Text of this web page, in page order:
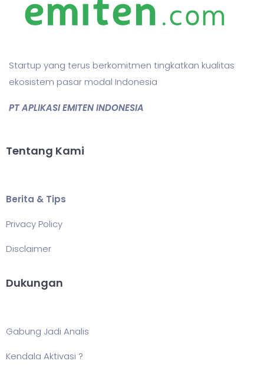
Startup yang terus berkomitmen tingkatkan kualitas
ekosistem pasar modal Indonesia
PT APLIKASI EMITEN INDONESIA
Tentang Kami
Berita & Tips
Privacy Policy
Disclaimer
Dukungan
Gabung Jadi Analis
Kendala Aktivasi ?